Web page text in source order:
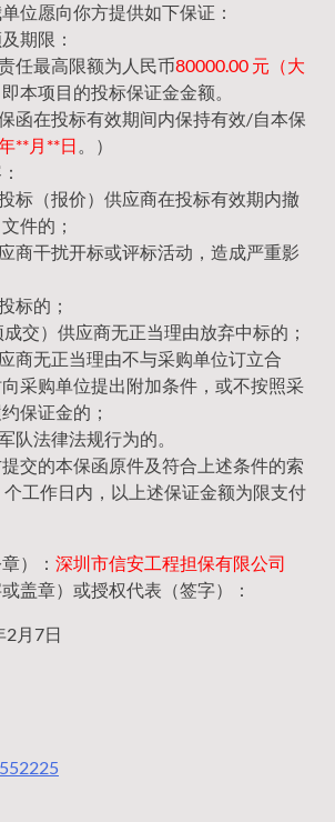
位愿向你方提供如下保证：
期限：
任最高限额为人民币80000.00 元（大
即本项目的投标保证金金额。
函在投标有效期间内保持有效/自本保
**月**日 。）
标（报价）供应商在投标有效期内撤
件的；
商干扰开标或评标活动，造成严重影
标的；
交）供应商无正当理由放弃中标的；
商无正当理由不与采购单位订立合
采购单位提出附加条件，或不按照采
保证金的；
队法律法规行为的。
交的本保函原件及符合上述条件的索
工作日内，以上述保证金额为限支付
）： 深圳市信安工程担保有限公司
盖章）或授权代表（签字）：
2月7日